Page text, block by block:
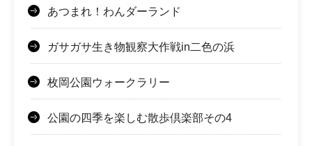
あつまれ！わんダーランド
ガサガサ生き物観察大作戦in二色の浜
枚岡公園ウォークラリー
公園の四季を楽しむ散歩倶楽部その4